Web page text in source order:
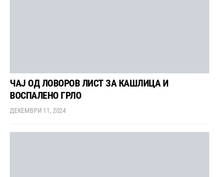
ЧАЈ ОД ЛОВОРОВ ЛИСТ ЗА КАШЛИЦА И
ВОСПАЛЕНО ГРЛО
ДЕКЕМВРИ 11, 2024